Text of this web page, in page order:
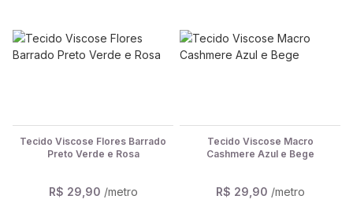
Tecido Viscose Flores Barrado
Preto Verde e Rosa
R$ 29,90 /metro
Tecido Viscose Macro
Cashmere Azul e Bege
R$ 29,90 /metro